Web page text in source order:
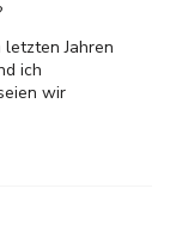
Jahren
ich
wir